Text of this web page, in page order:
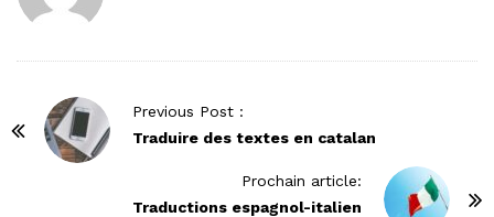
Previous Post :
Traduire des textes en catalan
Prochain article:
Traductions espagnol-italien